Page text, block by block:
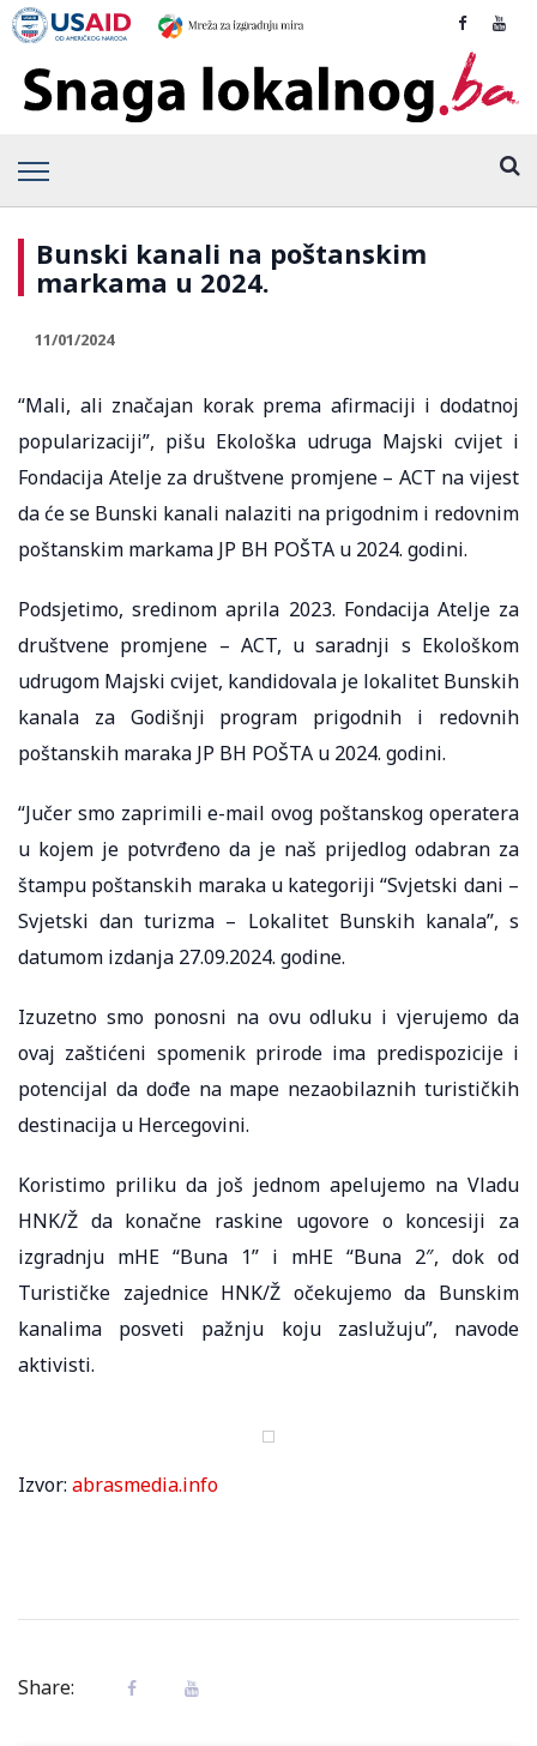
Bunski kanali na poštanskim
markama u 2024.
11/01/2024
“Mali, ali značajan korak prema afirmaciji i dodatnoj
popularizaciji”, pišu Ekološka udruga Majski cvijet i
Fondacija Atelje za društvene promjene – ACT na vijest
da će se Bunski kanali nalaziti na prigodnim i redovnim
poštanskim markama JP BH POŠTA u 2024. godini.
Podsjetimo, sredinom aprila 2023. Fondacija Atelje za
društvene promjene – ACT, u saradnji s Ekološkom
udrugom Majski cvijet, kandidovala je lokalitet Bunskih
kanala za Godišnji program prigodnih i redovnih
poštanskih maraka JP BH POŠTA u 2024. godini.
“Jučer smo zaprimili e-mail ovog poštanskog operatera
u kojem je potvrđeno da je naš prijedlog odabran za
štampu poštanskih maraka u kategoriji “Svjetski dani –
Svjetski dan turizma – Lokalitet Bunskih kanala”, s
datumom izdanja 27.09.2024. godine.
Izuzetno smo ponosni na ovu odluku i vjerujemo da
ovaj zaštićeni spomenik prirode ima predispozicije i
potencijal da dođe na mape nezaobilaznih turističkih
destinacija u Hercegovini.
Koristimo priliku da još jednom apelujemo na Vladu
HNK/Ž da konačne raskine ugovore o koncesiji za
izgradnju mHE “Buna 1” i mHE “Buna 2″, dok od
Turističke zajednice HNK/Ž očekujemo da Bunskim
kanalima posveti pažnju koju zaslužuju”, navode
aktivisti.
Izvor: abrasmedia.info
Share: